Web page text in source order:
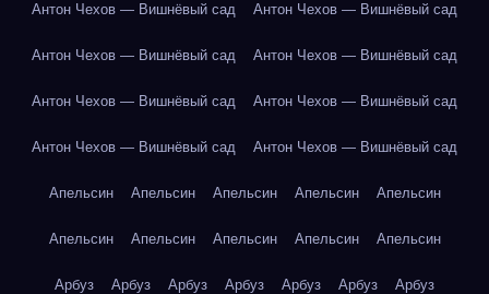
Антон Чехов — Вишнёвый сад Антон Чехов — Вишнёвый сад
Антон Чехов — Вишнёвый сад Антон Чехов — Вишнёвый сад
Антон Чехов — Вишнёвый сад Антон Чехов — Вишнёвый сад
Антон Чехов — Вишнёвый сад Антон Чехов — Вишнёвый сад
Апельсин Апельсин Апельсин Апельсин Апельсин
Апельсин Апельсин Апельсин Апельсин Апельсин
Арбуз Арбуз Арбуз Арбуз Арбуз Арбуз Арбуз